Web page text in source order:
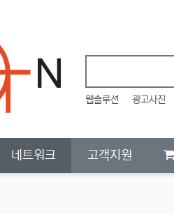
웹솔루션 광고사진
네트워크 고객지원